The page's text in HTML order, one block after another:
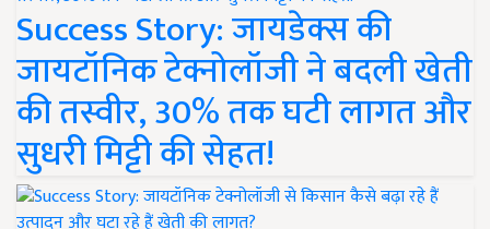
Success Story: जायडेक्स की
जायटॉनिक टेक्नोलॉजी ने बदली खेती
की तस्वीर, 30% तक घटी लागत और
सुधरी मिट्टी की सेहत!